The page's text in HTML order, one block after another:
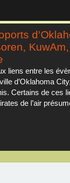
liens entre les
d’Oklahoma
Certains de ces
de l’air